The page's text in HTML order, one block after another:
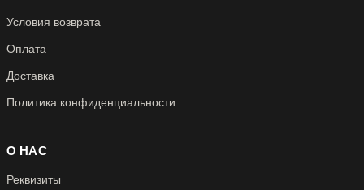
Условия возврата
Оплата
Доставка
Политика конфиденциальности
О НАС
Реквизиты